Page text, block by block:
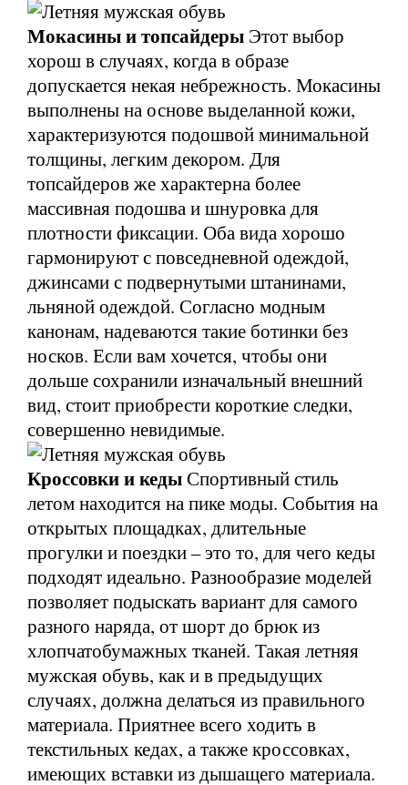
Мокасины и топсайдеры Этот выбор
хорош в случаях, когда в образе
допускается некая небрежность. Мокасины
выполнены на основе выделанной кожи,
характеризуются подошвой минимальной
толщины, легким декором. Для
топсайдеров же характерна более
массивная подошва и шнуровка для
плотности фиксации. Оба вида хорошо
гармонируют с повседневной одеждой,
джинсами с подвернутыми штанинами,
льняной одеждой. Согласно модным
канонам, надеваются такие ботинки без
носков. Если вам хочется, чтобы они
дольше сохранили изначальный внешний
вид, стоит приобрести короткие следки,
совершенно невидимые.
Кроссовки и кедыСпортивный стиль
летом находится на пике моды. События на
открытых площадках, длительные
прогулки и поездки – это то, для чего кеды
подходят идеально. Разнообразие моделей
позволяет подыскать вариант для самого
разного наряда, от шорт до брюк из
хлопчатобумажных тканей. Такая летняя
мужская обувь, как и в предыдущих
случаях, должна делаться из правильного
материала. Приятнее всего ходить в
текстильных кедах, а также кроссовках,
имеющих вставки из дышащего материала.